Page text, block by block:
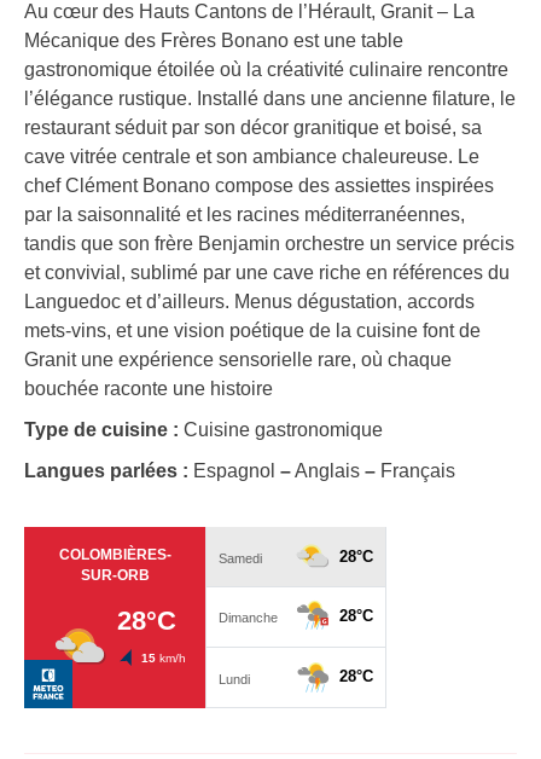
Au cœur des Hauts Cantons de l’Hérault, Granit – La
Mécanique des Frères Bonano est une table
gastronomique étoilée où la créativité culinaire rencontre
l’élégance rustique. Installé dans une ancienne filature, le
restaurant séduit par son décor granitique et boisé, sa
cave vitrée centrale et son ambiance chaleureuse. Le
chef Clément Bonano compose des assiettes inspirées
par la saisonnalité et les racines méditerranéennes,
tandis que son frère Benjamin orchestre un service précis
et convivial, sublimé par une cave riche en références du
Languedoc et d’ailleurs. Menus dégustation, accords
mets-vins, et une vision poétique de la cuisine font de
Granit une expérience sensorielle rare, où chaque
bouchée raconte une histoire
Type de cuisine : Cuisine gastronomique
Langues parlées : Espagnol –Anglais – Français